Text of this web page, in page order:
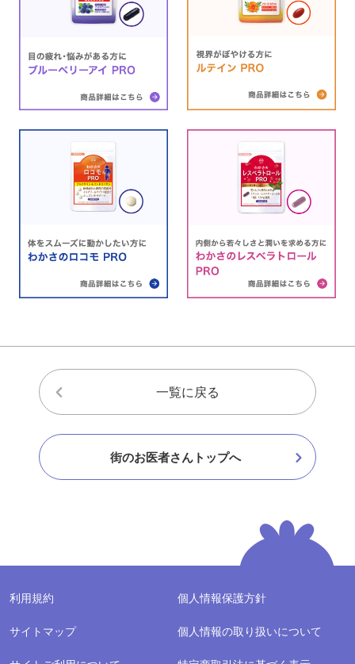
一覧に戻る
街のお医者さんトップへ
利用規約 個人情報保護方針
サイトマップ 個人情報の取り扱いについて